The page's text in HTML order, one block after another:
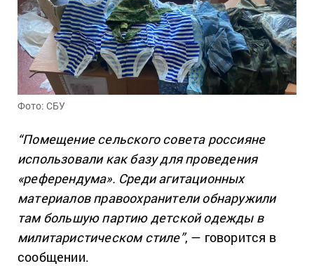
Фото: СБУ
“Помещение сельского совета россияне
использовали как базу для проведения
«референдума». Среди агитационных
материалов правоохранители обнаружили
там большую партию детской одежды в
милитаристическом стиле”, — говорится в
сообщении.